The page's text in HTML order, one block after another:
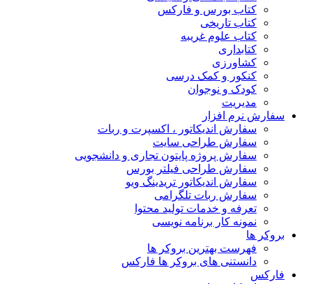
کتاب بورس و فارکس
کتاب تاریخی
کتاب علوم غریبه
کتابداری
کشاورزی
کنکور و کمک‌ درسی
کودک و نوجوان
مدیریت
سفارش نرم افزار
سفارش اندیکاتور ، اکسپرت و ربات
سفارش طراحی سایت
سفارش پروژه پایتون تجاری و دانشجویی
سفارش طراحی فیلتر بورس
سفارش اندیکاتور تریدینگ ویو
سفارش ربات تلگرامی
تعرفه و خدمات تولید محتوا
نمونه کار برنامه نویسی
بروکر ها
فهرست بهترین بروکر ها
دانستنی های بروکر ها فارکس
فارکس